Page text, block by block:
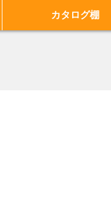
カタログ棚